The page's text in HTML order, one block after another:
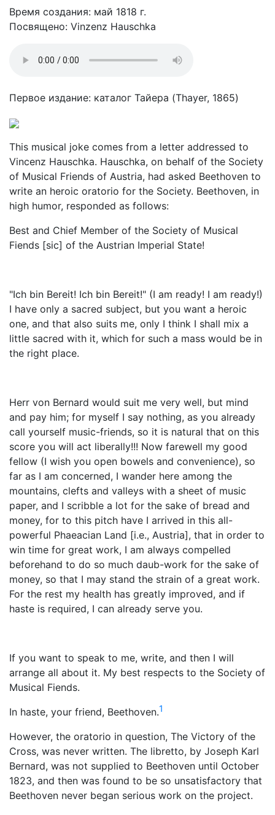
Время создания: май 1818 г.
Посвящено: Vinzenz Hauschka
Первое издание: каталог Тайера (Thayer, 1865)
This musical joke comes from a letter addressed to
Vincenz Hauschka. Hauschka, on behalf of the Society
of Musical Friends of Austria, had asked Beethoven to
write an heroic oratorio for the Society. Beethoven, in
high humor, responded as follows:
Best and Chief Member of the Society of Musical
Fiends [sic] of the Austrian Imperial State!
"Ich bin Bereit! Ich bin Bereit!" (I am ready! I am ready!)
I have only a sacred subject, but you want a heroic
one, and that also suits me, only I think I shall mix a
little sacred with it, which for such a mass would be in
the right place.
Herr von Bernard would suit me very well, but mind
and pay him; for myself I say nothing, as you already
call yourself music-friends, so it is natural that on this
score you will act liberally!!! Now farewell my good
fellow (I wish you open bowels and convenience), so
far as I am concerned, I wander here among the
mountains, clefts and valleys with a sheet of music
paper, and I scribble a lot for the sake of bread and
money, for to this pitch have I arrived in this all-
powerful Phaeacian Land [i.e., Austria], that in order to
win time for great work, I am always compelled
beforehand to do so much daub-work for the sake of
money, so that I may stand the strain of a great work.
For the rest my health has greatly improved, and if
haste is required, I can already serve you.
If you want to speak to me, write, and then I will
arrange all about it. My best respects to the Society of
Musical Fiends.
In haste, your friend, Beethoven.1
However, the oratorio in question, The Victory of the
Cross, was never written. The libretto, by Joseph Karl
Bernard, was not supplied to Beethoven until October
1823, and then was found to be so unsatisfactory that
Beethoven never began serious work on the project.